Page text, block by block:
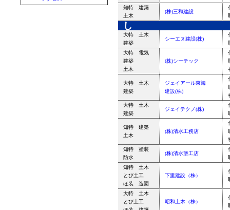
知特 建築
土木
(株)三和建設
し
大特 土木
建築
シーエヌ建設(株)
大特 電気
建築
土木
(株)シーテック
大特 土木
建築
ジェイアール東海
建設(株)
大特 土木
建築
ジェイテクノ(株)
知特 建築
土木
(株)清水工務店
知特 塗装
防水
(株)清水塗工店
知特 土木
とび土工
ほ装 造園
下里建設（株）
大特 土木
とび土工
昭和土木（株）